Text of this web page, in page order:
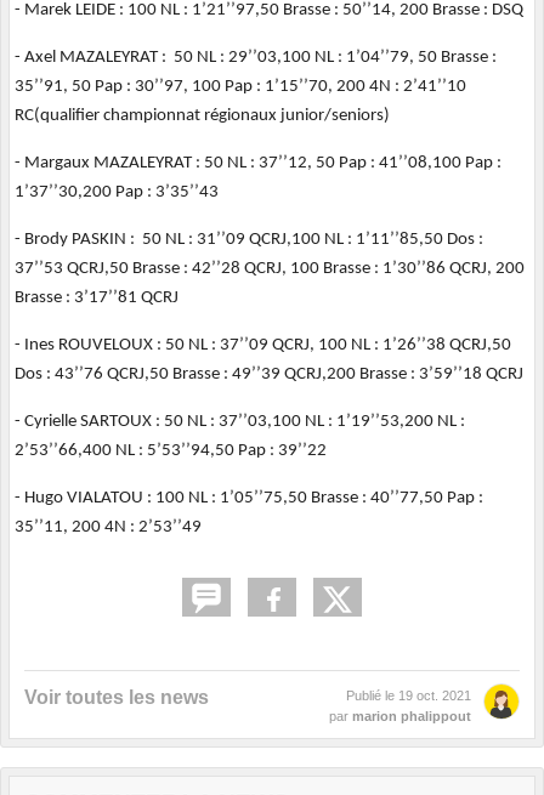
- Marek LEIDE : 100 NL : 1’21’’97,50 Brasse : 50’’14, 200 Brasse : DSQ
- Axel MAZALEYRAT : 50 NL : 29’’03,100 NL : 1’04’’79, 50 Brasse :
35’’91, 50 Pap : 30’’97, 100 Pap : 1’15’’70, 200 4N : 2’41’’10
RC(qualifier championnat régionaux junior/seniors)
- Margaux MAZALEYRAT : 50 NL : 37’’12, 50 Pap : 41’’08,100 Pap :
1’37’’30,200 Pap : 3’35’’43
- Brody PASKIN : 50 NL : 31’’09 QCRJ,100 NL : 1’11’’85,50 Dos :
37’’53 QCRJ,50 Brasse : 42’’28 QCRJ, 100 Brasse : 1’30’’86 QCRJ, 200
Brasse : 3’17’’81 QCRJ
- Ines ROUVELOUX : 50 NL : 37’’09 QCRJ, 100 NL : 1’26’’38 QCRJ,50
Dos : 43’’76 QCRJ,50 Brasse : 49’’39 QCRJ,200 Brasse : 3’59’’18 QCRJ
- Cyrielle SARTOUX : 50 NL : 37’’03,100 NL : 1’19’’53,200 NL :
2’53’’66,400 NL : 5’53’’94,50 Pap : 39’’22
- Hugo VIALATOU : 100 NL : 1’05’’75,50 Brasse : 40’’77,50 Pap :
35’’11, 200 4N : 2’53’’49
Voir toutes les news Publié le 19 oct. 2021
par marion phalippout